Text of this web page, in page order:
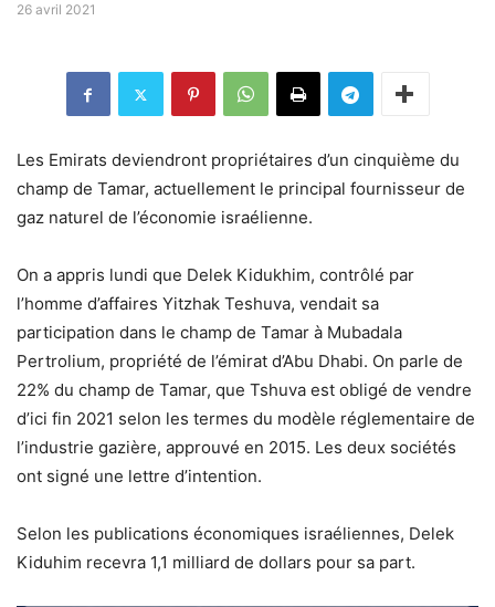
26 avril 2021
Les Emirats deviendront propriétaires d’un cinquième du
champ de Tamar, actuellement le principal fournisseur de
gaz naturel de l’économie israélienne.
On a appris lundi que Delek Kidukhim, contrôlé par
l’homme d’affaires Yitzhak Teshuva, vendait sa
participation dans le champ de Tamar à Mubadala
Pertrolium, propriété de l’émirat d’Abu Dhabi. On parle de
22% du champ de Tamar, que Tshuva est obligé de vendre
d’ici fin 2021 selon les termes du modèle réglementaire de
l’industrie gazière, approuvé en 2015. Les deux sociétés
ont signé une lettre d’intention.
Selon les publications économiques israéliennes, Delek
Kiduhim recevra 1,1 milliard de dollars pour sa part.